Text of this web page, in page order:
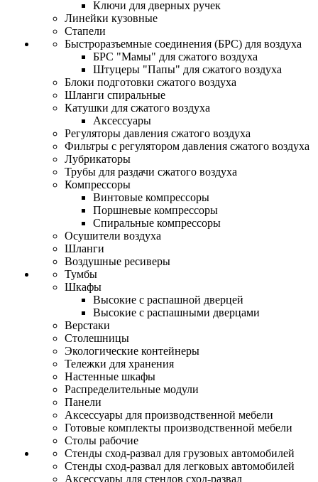
Ключи для дверных ручек
Линейки кузовные
Стапели
Быстроразъемные соединения (БРС) для воздуха
БРС "Мамы" для сжатого воздуха
Штуцеры "Папы" для сжатого воздуха
Блоки подготовки сжатого воздуха
Шланги спиральные
Катушки для сжатого воздуха
Аксессуары
Регуляторы давления сжатого воздуха
Фильтры с регулятором давления сжатого воздуха
Лубрикаторы
Трубы для раздачи сжатого воздуха
Компрессоры
Винтовые компрессоры
Поршневые компрессоры
Спиральные компрессоры
Осушители воздуха
Шланги
Воздушные ресиверы
Тумбы
Шкафы
Высокие с распашной дверцей
Высокие с распашными дверцами
Верстаки
Столешницы
Экологические контейнеры
Тележки для хранения
Настенные шкафы
Распределительные модули
Панели
Аксессуары для производственной мебели
Готовые комплекты производственной мебели
Столы рабочие
Стенды сход-развал для грузовых автомобилей
Стенды сход-развал для легковых автомобилей
Аксессуары для стендов сход-развал